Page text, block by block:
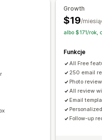
Growth
$19/
albo $171/rok,
Funkcje
All Free
250 email
Photo
All review
Email
Follow-up